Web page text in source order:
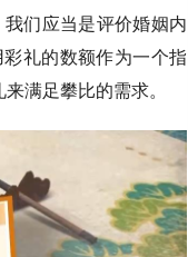
们应当是评价婚姻内
礼的数额作为一个指
满足攀比的需求。